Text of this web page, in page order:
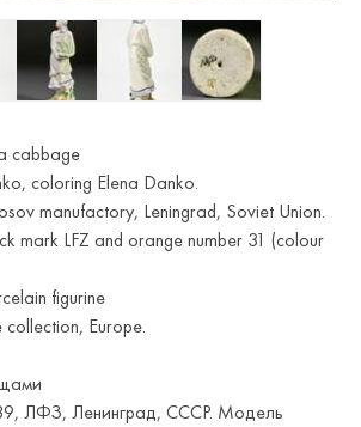
cabbage
coloring Elena Danko.
manufactory, Leningrad, Soviet Union.
mark LFZ and orange number 31 (colour
figurine
Europe.
ЛФЗ, Ленинград, СССР. Модель